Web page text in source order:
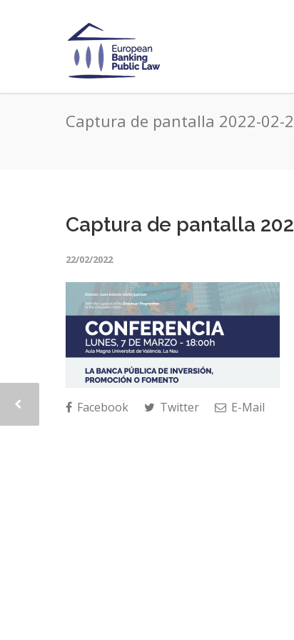
Captura de pantalla 2022-02-
Captura de pantalla
22/02/2022
Facebook Twitter E-Mail